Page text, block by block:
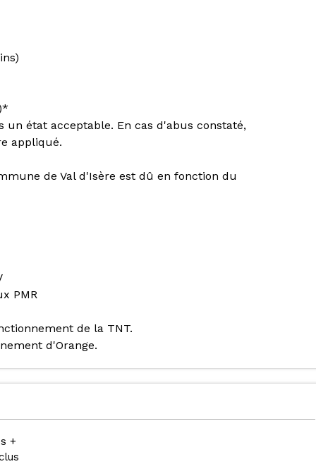
état acceptable. En cas d'abus constaté,
appliqué.
de Val d'Isère est dû en fonction du
PMR
de la TNT.
d'Orange.
+